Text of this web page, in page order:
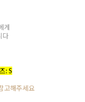
게
다
: S
고해주세요